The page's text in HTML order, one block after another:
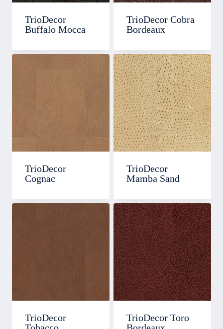
TrioDecor
Buffalo Mocca
TrioDecor Cobra
Bordeaux
TrioDecor
Cognac
TrioDecor
Mamba Sand
TrioDecor
TrioDecor Toro